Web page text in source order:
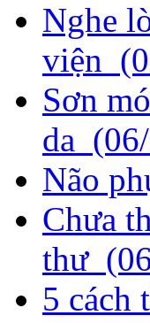
Nghe
viện
Sơn
da
Não
Chưa
thư
5